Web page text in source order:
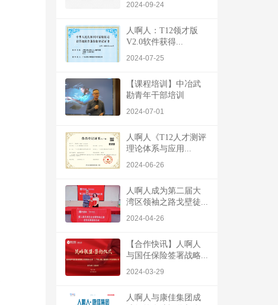
2024-09-24
人啊人：T12领才版
V2.0软件获得...
2024-07-25
【课程培训】中冶武
勘青年干部培训
2024-07-01
人啊人《T12人才测评
理论体系与应用...
2024-06-26
人啊人成为第二届大
湾区领袖之路戈壁徒...
2024-04-26
【合作快讯】人啊人
与国任保险签署战略...
2024-03-29
人啊人与康佳集团成